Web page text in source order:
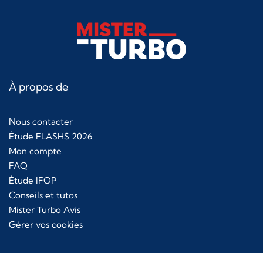
À propos de
Nous contacter
Étude FLASHS 2026
Mon compte
FAQ
Étude IFOP
Conseils et tutos
Mister Turbo Avis
Gérer vos cookies